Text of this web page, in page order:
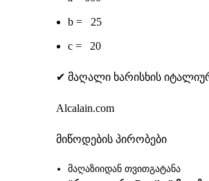
b = 25
c = 20
✔ მაღალი ხარისხის
Alcalain.com
მიწოდების პირობები
მაღაზიიდან თვითგატანა